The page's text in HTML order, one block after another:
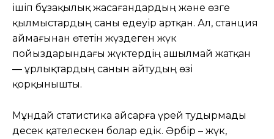
ішіп бұзақылық жасағандардың және өзге
қылмыстардың саны едеуір артқан. Ал, станция
аймағынан өтетін жүздеген жүк
пойыздарындағы жүктердің ашылмай жатқан
— ұрлықтардың санын айтудың өзі
қорқынышты.
Мұндай статистика Қайсарға үрей тудырмады
десек қателескен болар едік. Әрбір – жүк,